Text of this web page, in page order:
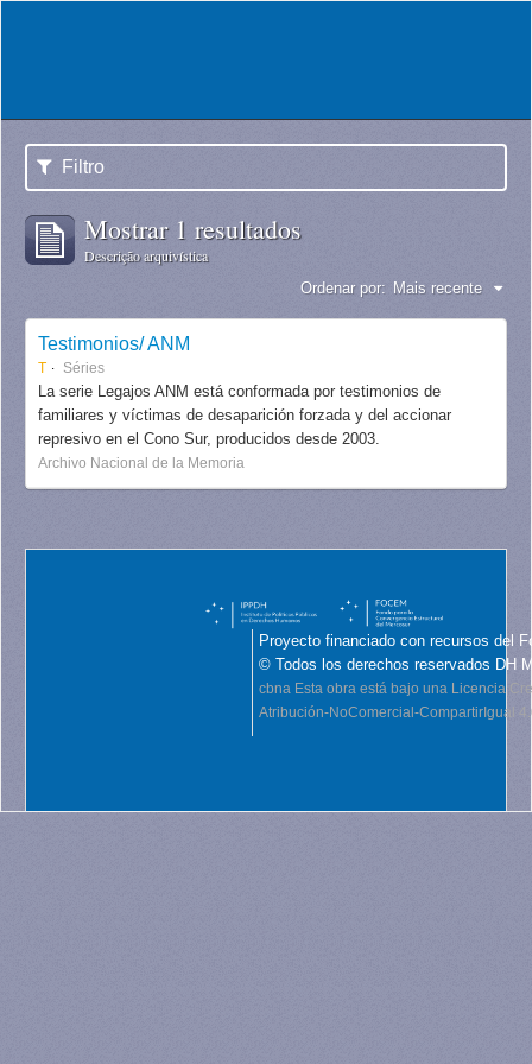
Filtro
Mostrar 1 resultados
Descrição arquivística
Ordenar por: Mais recente
Testimonios/ ANM
T Séries
La serie Legajos ANM está conformada por testimonios de
familiares y víctimas de desaparición forzada y del accionar
represivo en el Cono Sur, producidos desde 2003.
Archivo Nacional de la Memoria
Proyecto financiado con recursos del
© Todos los derechos reservados DH
cbna Esta obra está bajo una Licencia
Atribución-NoComercial-CompartirIgual